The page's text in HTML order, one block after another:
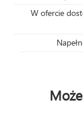
W ofercie